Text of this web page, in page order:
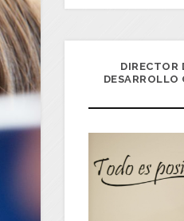
DIRECTOR
DESARROLLO